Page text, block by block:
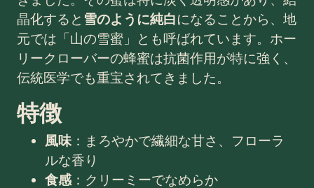
晶化すると 雪のように純白になることから、地
元では「山の雪蜜」とも呼ばれています。ホー
リークローバーの蜂蜜は抗菌作用が特に強く、
伝統医学でも重宝されてきました。
特徴
風味 ：まろやかで繊細な甘さ、フローラ
ルな香り
食感 ：クリーミーでなめらか